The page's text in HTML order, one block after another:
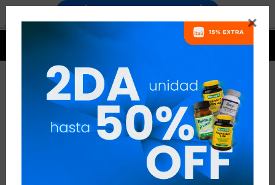

PROTEÍNAS DE SUERO AISLADA
PROTEÍNAS DE SUERO AISLADA QUITAR FILTROS
RECOMENDADOS